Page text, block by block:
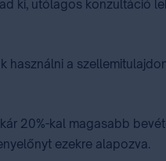
ki, utólagos konzultáció
használni a
20%-kal magasabb
ezekre alapozva.